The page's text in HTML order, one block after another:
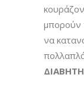
μπορούν
να
ΔΙΑΒΗΤΗ